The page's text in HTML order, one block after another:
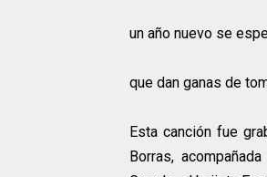
un año nuevo se
que dan ganas de
Esta canción fue
Borras,